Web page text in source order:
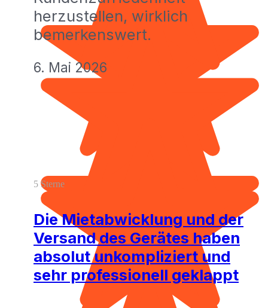
herzustellen, wirklich
bemerkenswert.
6. Mai 2026
5 Sterne
Die Mietabwicklung und der
Versand des Gerätes haben
absolut unkompliziert und
sehr professionell geklappt